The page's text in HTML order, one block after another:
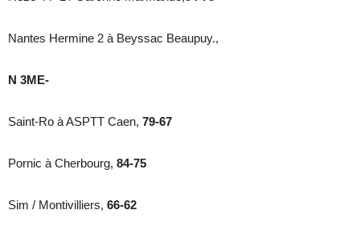
Nantes Hermine 2 à Beyssac Beaupuy.,
N 3ME-
Saint-Ro à ASPTT Caen, 79-67
Pornic à Cherbourg, 84-75
Sim / Montivilliers, 66-62